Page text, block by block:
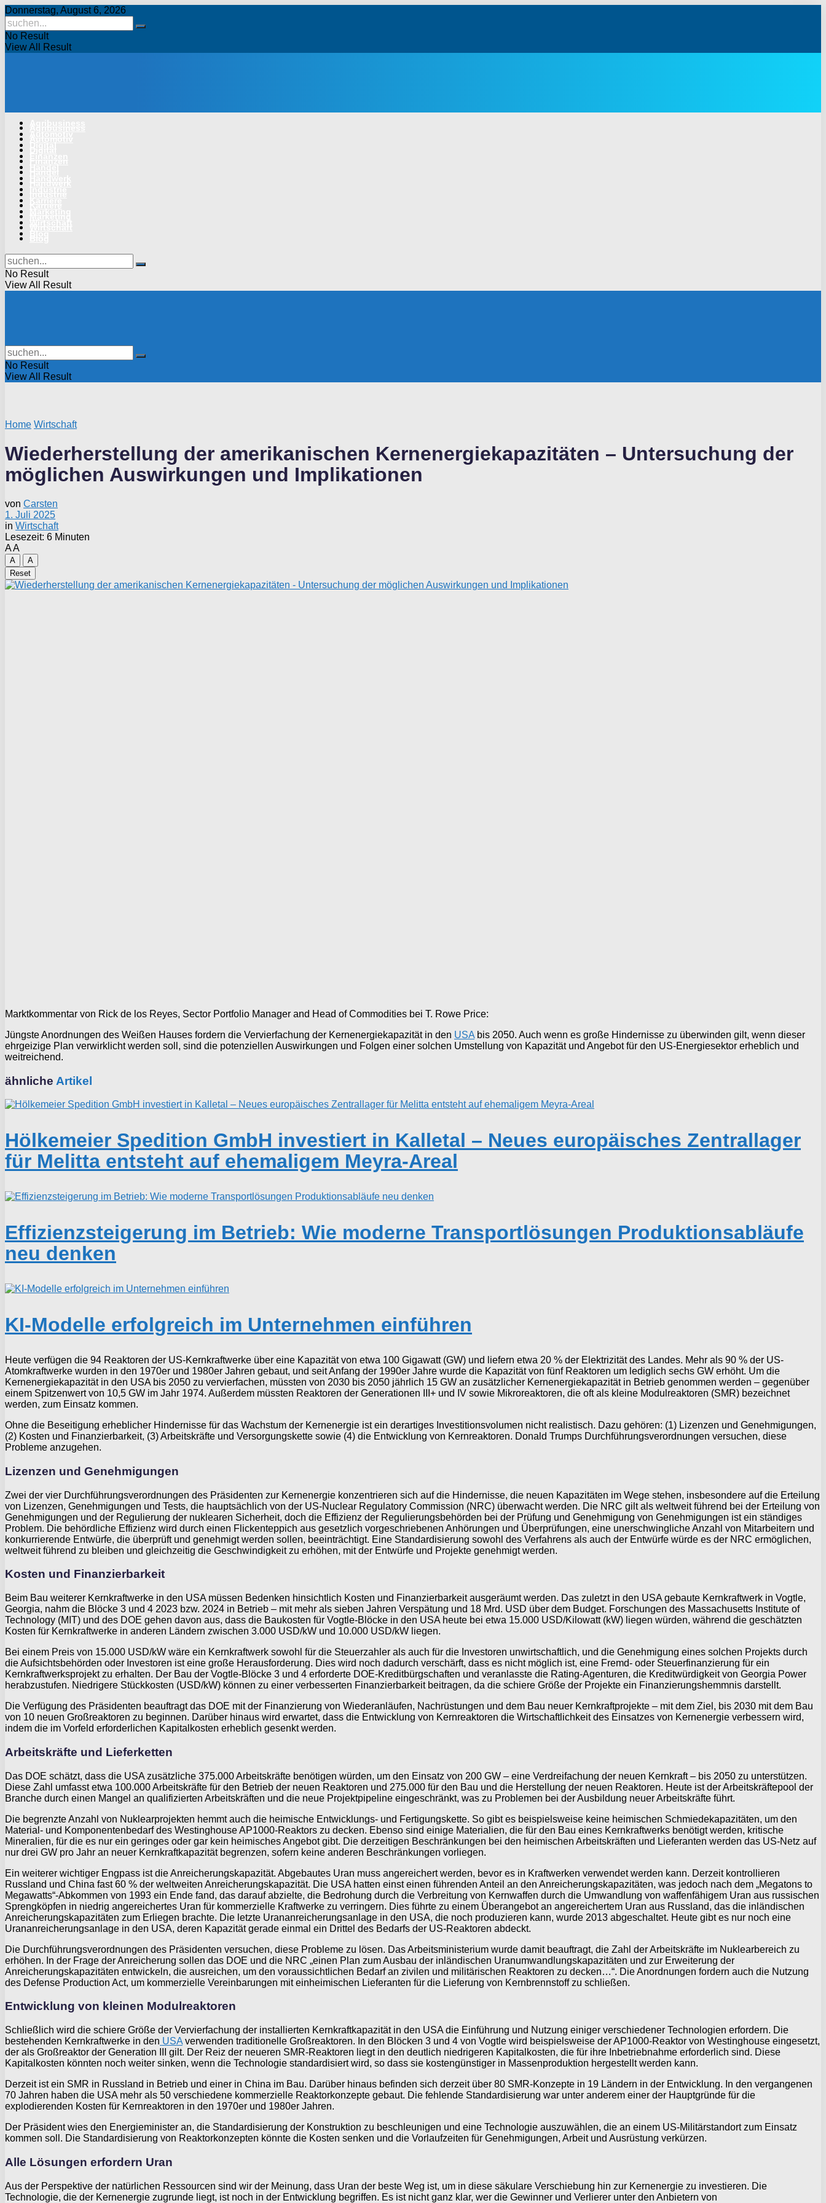
Donnerstag, August 6, 2026
No Result
View All Result
No Result
View All Result
No Result
View All Result
Home Wirtschaft
Wiederherstellung der amerikanischen Kernenergiekapazitäten – Untersuchung der
möglichen Auswirkungen und Implikationen
von Carsten
1. Juli 2025
in Wirtschaft
Lesezeit: 6 Minuten
AA
A
A
Reset
Marktkommentar von Rick de los Reyes, Sector Portfolio Manager and Head of Commodities bei T. Rowe Price:
Jüngste Anordnungen des Weißen Hauses fordern die Vervierfachung der Kernenergiekapazität in den USA bis 2050. Auch wenn es große Hindernisse zu überwinden gilt, wenn dieser
ehrgeizige Plan verwirklicht werden soll, sind die potenziellen Auswirkungen und Folgen einer solchen Umstellung von Kapazität und Angebot für den US-Energiesektor erheblich und
weitreichend.
ähnliche Artikel
Hölkemeier Spedition GmbH investiert in Kalletal – Neues europäisches Zentrallager
für Melitta entsteht auf ehemaligem Meyra-Areal
Effizienzsteigerung im Betrieb: Wie moderne Transportlösungen Produktionsabläufe
neu denken
KI-Modelle erfolgreich im Unternehmen einführen
Heute verfügen die 94 Reaktoren der US-Kernkraftwerke über eine Kapazität von etwa 100 Gigawatt (GW) und liefern etwa 20 % der Elektrizität des Landes. Mehr als 90 % der US-
Atomkraftwerke wurden in den 1970er und 1980er Jahren gebaut, und seit Anfang der 1990er Jahre wurde die Kapazität von fünf Reaktoren um lediglich sechs GW erhöht. Um die
Kernenergiekapazität in den USA bis 2050 zu vervierfachen, müssten von 2030 bis 2050 jährlich 15 GW an zusätzlicher Kernenergiekapazität in Betrieb genommen werden – gegenüber
einem Spitzenwert von 10,5 GW im Jahr 1974. Außerdem müssten Reaktoren der Generationen III+ und IV sowie Mikroreaktoren, die oft als kleine Modulreaktoren (SMR) bezeichnet
werden, zum Einsatz kommen.
Ohne die Beseitigung erheblicher Hindernisse für das Wachstum der Kernenergie ist ein derartiges Investitionsvolumen nicht realistisch. Dazu gehören: (1) Lizenzen und Genehmigungen,
(2) Kosten und Finanzierbarkeit, (3) Arbeitskräfte und Versorgungskette sowie (4) die Entwicklung von Kernreaktoren. Donald Trumps Durchführungsverordnungen versuchen, diese
Probleme anzugehen.
Lizenzen und Genehmigungen
Zwei der vier Durchführungsverordnungen des Präsidenten zur Kernenergie konzentrieren sich auf die Hindernisse, die neuen Kapazitäten im Wege stehen, insbesondere auf die Erteilung
von Lizenzen, Genehmigungen und Tests, die hauptsächlich von der US-Nuclear Regulatory Commission (NRC) überwacht werden. Die NRC gilt als weltweit führend bei der Erteilung von
Genehmigungen und der Regulierung der nuklearen Sicherheit, doch die Effizienz der Regulierungsbehörden bei der Prüfung und Genehmigung von Genehmigungen ist ein ständiges
Problem. Die behördliche Effizienz wird durch einen Flickenteppich aus gesetzlich vorgeschriebenen Anhörungen und Überprüfungen, eine unerschwingliche Anzahl von Mitarbeitern und
konkurrierende Entwürfe, die überprüft und genehmigt werden sollen, beeinträchtigt. Eine Standardisierung sowohl des Verfahrens als auch der Entwürfe würde es der NRC ermöglichen,
weltweit führend zu bleiben und gleichzeitig die Geschwindigkeit zu erhöhen, mit der Entwürfe und Projekte genehmigt werden.
Kosten und Finanzierbarkeit
Beim Bau weiterer Kernkraftwerke in den USA müssen Bedenken hinsichtlich Kosten und Finanzierbarkeit ausgeräumt werden. Das zuletzt in den USA gebaute Kernkraftwerk in Vogtle,
Georgia, nahm die Blöcke 3 und 4 2023 bzw. 2024 in Betrieb – mit mehr als sieben Jahren Verspätung und 18 Mrd. USD über dem Budget. Forschungen des Massachusetts Institute of
Technology (MIT) und des DOE gehen davon aus, dass die Baukosten für Vogtle-Blöcke in den USA heute bei etwa 15.000 USD/Kilowatt (kW) liegen würden, während die geschätzten
Kosten für Kernkraftwerke in anderen Ländern zwischen 3.000 USD/kW und 10.000 USD/kW liegen.
Bei einem Preis von 15.000 USD/kW wäre ein Kernkraftwerk sowohl für die Steuerzahler als auch für die Investoren unwirtschaftlich, und die Genehmigung eines solchen Projekts durch
die Aufsichtsbehörden oder Investoren ist eine große Herausforderung. Dies wird noch dadurch verschärft, dass es nicht möglich ist, eine Fremd- oder Steuerfinanzierung für ein
Kernkraftwerksprojekt zu erhalten. Der Bau der Vogtle-Blöcke 3 und 4 erforderte DOE-Kreditbürgschaften und veranlasste die Rating-Agenturen, die Kreditwürdigkeit von Georgia Power
herabzustufen. Niedrigere Stückkosten (USD/kW) können zu einer verbesserten Finanzierbarkeit beitragen, da die schiere Größe der Projekte ein Finanzierungshemmnis darstellt.
Die Verfügung des Präsidenten beauftragt das DOE mit der Finanzierung von Wiederanläufen, Nachrüstungen und dem Bau neuer Kernkraftprojekte – mit dem Ziel, bis 2030 mit dem Bau
von 10 neuen Großreaktoren zu beginnen. Darüber hinaus wird erwartet, dass die Entwicklung von Kernreaktoren die Wirtschaftlichkeit des Einsatzes von Kernenergie verbessern wird,
indem die im Vorfeld erforderlichen Kapitalkosten erheblich gesenkt werden.
Arbeitskräfte und Lieferketten
Das DOE schätzt, dass die USA zusätzliche 375.000 Arbeitskräfte benötigen würden, um den Einsatz von 200 GW – eine Verdreifachung der neuen Kernkraft – bis 2050 zu unterstützen.
Diese Zahl umfasst etwa 100.000 Arbeitskräfte für den Betrieb der neuen Reaktoren und 275.000 für den Bau und die Herstellung der neuen Reaktoren. Heute ist der Arbeitskräftepool der
Branche durch einen Mangel an qualifizierten Arbeitskräften und die neue Projektpipeline eingeschränkt, was zu Problemen bei der Ausbildung neuer Arbeitskräfte führt.
Die begrenzte Anzahl von Nuklearprojekten hemmt auch die heimische Entwicklungs- und Fertigungskette. So gibt es beispielsweise keine heimischen Schmiedekapazitäten, um den
Material- und Komponentenbedarf des Westinghouse AP1000-Reaktors zu decken. Ebenso sind einige Materialien, die für den Bau eines Kernkraftwerks benötigt werden, kritische
Mineralien, für die es nur ein geringes oder gar kein heimisches Angebot gibt. Die derzeitigen Beschränkungen bei den heimischen Arbeitskräften und Lieferanten werden das US-Netz auf
nur drei GW pro Jahr an neuer Kernkraftkapazität begrenzen, sofern keine anderen Beschränkungen vorliegen.
Ein weiterer wichtiger Engpass ist die Anreicherungskapazität. Abgebautes Uran muss angereichert werden, bevor es in Kraftwerken verwendet werden kann. Derzeit kontrollieren
Russland und China fast 60 % der weltweiten Anreicherungskapazität. Die USA hatten einst einen führenden Anteil an den Anreicherungskapazitäten, was jedoch nach dem „Megatons to
Megawatts“-Abkommen von 1993 ein Ende fand, das darauf abzielte, die Bedrohung durch die Verbreitung von Kernwaffen durch die Umwandlung von waffenfähigem Uran aus russischen
Sprengköpfen in niedrig angereichertes Uran für kommerzielle Kraftwerke zu verringern. Dies führte zu einem Überangebot an angereichertem Uran aus Russland, das die inländischen
Anreicherungskapazitäten zum Erliegen brachte. Die letzte Urananreicherungsanlage in den USA, die noch produzieren kann, wurde 2013 abgeschaltet. Heute gibt es nur noch eine
Urananreicherungsanlage in den USA, deren Kapazität gerade einmal ein Drittel des Bedarfs der US-Reaktoren abdeckt.
Die Durchführungsverordnungen des Präsidenten versuchen, diese Probleme zu lösen. Das Arbeitsministerium wurde damit beauftragt, die Zahl der Arbeitskräfte im Nuklearbereich zu
erhöhen. In der Frage der Anreicherung sollen das DOE und die NRC „einen Plan zum Ausbau der inländischen Uranumwandlungskapazitäten und zur Erweiterung der
Anreicherungskapazitäten entwickeln, die ausreichen, um den voraussichtlichen Bedarf an zivilen und militärischen Reaktoren zu decken…“. Die Anordnungen fordern auch die Nutzung
des Defense Production Act, um kommerzielle Vereinbarungen mit einheimischen Lieferanten für die Lieferung von Kernbrennstoff zu schließen.
Entwicklung von kleinen Modulreaktoren
Schließlich wird die schiere Größe der Vervierfachung der installierten Kernkraftkapazität in den USA die Einführung und Nutzung einiger verschiedener Technologien erfordern. Die
bestehenden Kernkraftwerke in den USA verwenden traditionelle Großreaktoren. In den Blöcken 3 und 4 von Vogtle wird beispielsweise der AP1000-Reaktor von Westinghouse eingesetzt,
der als Großreaktor der Generation III gilt. Der Reiz der neueren SMR-Reaktoren liegt in den deutlich niedrigeren Kapitalkosten, die für ihre Inbetriebnahme erforderlich sind. Diese
Kapitalkosten könnten noch weiter sinken, wenn die Technologie standardisiert wird, so dass sie kostengünstiger in Massenproduktion hergestellt werden kann.
Derzeit ist ein SMR in Russland in Betrieb und einer in China im Bau. Darüber hinaus befinden sich derzeit über 80 SMR-Konzepte in 19 Ländern in der Entwicklung. In den vergangenen
70 Jahren haben die USA mehr als 50 verschiedene kommerzielle Reaktorkonzepte gebaut. Die fehlende Standardisierung war unter anderem einer der Hauptgründe für die
explodierenden Kosten für Kernreaktoren in den 1970er und 1980er Jahren.
Der Präsident wies den Energieminister an, die Standardisierung der Konstruktion zu beschleunigen und eine Technologie auszuwählen, die an einem US-Militärstandort zum Einsatz
kommen soll. Die Standardisierung von Reaktorkonzepten könnte die Kosten senken und die Vorlaufzeiten für Genehmigungen, Arbeit und Ausrüstung verkürzen.
Alle Lösungen erfordern Uran
Aus der Perspektive der natürlichen Ressourcen sind wir der Meinung, dass Uran der beste Weg ist, um in diese säkulare Verschiebung hin zur Kernenergie zu investieren. Die
Technologie, die der Kernenergie zugrunde liegt, ist noch in der Entwicklung begriffen. Es ist nicht ganz klar, wer die Gewinner und Verlierer unter den Anbietern von